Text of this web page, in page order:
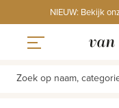
to
content
NIEUW: Bekijk
Zoek op naam,